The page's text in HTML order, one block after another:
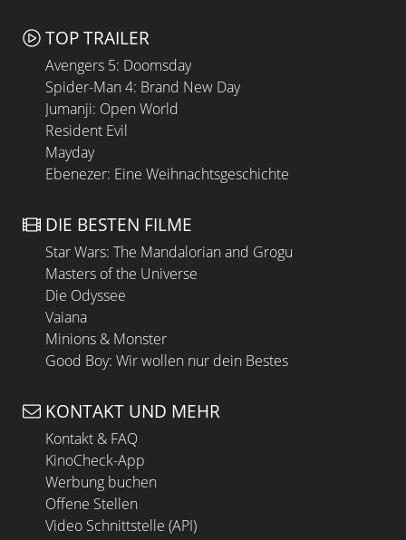
TOP TRAILER
Avengers 5: Doomsday
Spider-Man 4: Brand New Day
Jumanji: Open World
Resident Evil
Mayday
Ebenezer: Eine Weihnachtsgeschichte
DIE BESTEN FILME
Star Wars: The Mandalorian and Grogu
Masters of the Universe
Die Odyssee
Vaiana
Minions & Monster
Good Boy: Wir wollen nur dein Bestes
KONTAKT UND MEHR
Kontakt & FAQ
KinoCheck-App
Werbung buchen
Offene Stellen
Video Schnittstelle (API)